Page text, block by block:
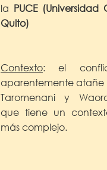
la PUCE (Universidad
Quito)
Contexto: el
aparentemente atañe
Taromenani y
que tiene un
más complejo.